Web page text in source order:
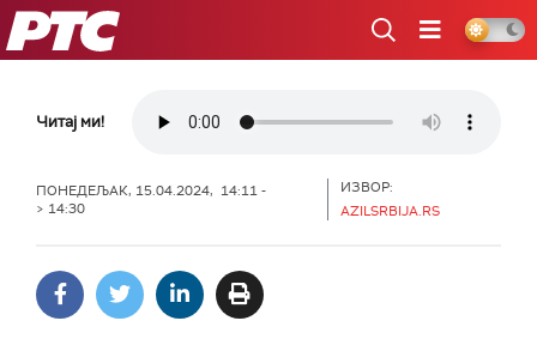
РТС
Читај ми!
ПОНЕДЕЉАК, 15.04.2024, 14:11 -
> 14:30
ИЗВОР:
AZILSRBIJA.RS